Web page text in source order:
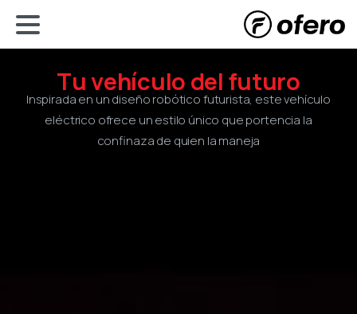
Tuvehículo del futuro
Inspirada en un diseño robótico futurista, este vehículo
eléctrico ofrece un estilo único que portencia la
confinaza de quien la maneja